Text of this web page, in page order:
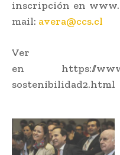
inscripción en
mail: avera@ccs.cl
Ver
en https://
sostenibilidad2.html